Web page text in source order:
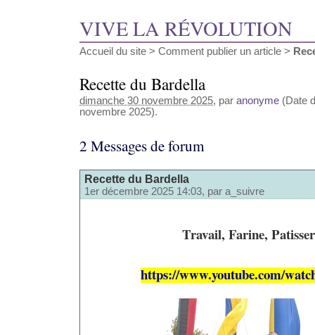
VIVE LA RÉVOLUTION
Accueil du site > Comment publier un article >
Recette du Bardella
dimanche 30 novembre 2025, par anonyme (Date
novembre 2025).
2 Messages de forum
Recette du Bardella
1er décembre 2025 14:03, par a_suivre
Travail, Farine,
https://www.youtube.com/